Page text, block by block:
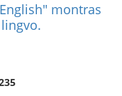
montras